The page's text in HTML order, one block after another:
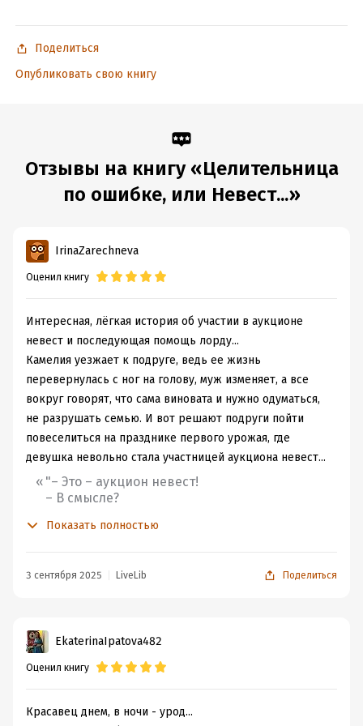
Поделиться
Опубликовать свою книгу
Отзывы на книгу «Целительница
по ошибке, или Невест...»
IrinaZarechneva
Оценил книгу
Интересная, лёгкая история об участии в аукционе
невест и последующая помощь лорду...
Камелия уезжает к подруге, ведь ее жизнь
перевернулась с ног на голову, муж изменяет, а все
вокруг говорят, что сама виновата и нужно одуматься,
не разрушать семью. И вот решают подруги пойти
повеселиться на празднике первого урожая, где
девушка невольно стала участницей аукциона невест...
"– Это – аукцион невест!
– В смысле?
Тихобережья. Каждый год в день первого
невесту. Обычно в нем участвуют уже
приходят пары, чей брак не одобряют
родители, потому что не верят в
искренность чувств и намерений. А
бывает, что на аукцион записываются
любви. У каждой участницы на руке
Показать полностью
3 сентября 2025 LiveLib Поделиться
EkaterinaIpatova482
Оценил книгу
Красавец днем, в ночи - урод...